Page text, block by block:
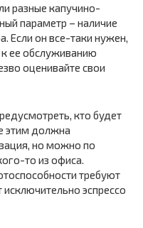
разные капучино-
параметр – наличие
Если он все-таки нужен,
ее обслуживанию
оценивайте свои
кто будет
этим должна
но можно по
то из офиса.
требуют
эспрессо